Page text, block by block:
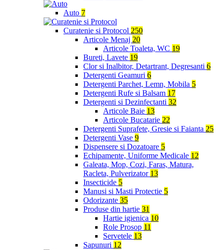
Auto 7
Curatenie si Protocol 250
Articole Menaj 20
Articole Toaleta, WC 19
Bureti, Lavete 19
Clor si Inalbitor, Detartrant, Degresanti 6
Detergenti Geamuri 6
Detergenti Parchet, Lemn, Mobila 5
Detergenti Rufe si Balsam 17
Detergenti si Dezinfectanti 32
Articole Baie 13
Articole Bucatarie 22
Detergenti Suprafete, Gresie si Faianta 25
Detergenti Vase 9
Dispensere si Dozatoare 5
Echipamente, Uniforme Medicale 12
Galeata, Mop, Cozi, Faras, Matura,
Racleta, Pulverizator 13
Insecticide 5
Manusi si Masti Protectie 5
Odorizante 35
Produse din hartie 31
Hartie igienica 10
Role Prosop 11
Servetele 13
Sapunuri 12